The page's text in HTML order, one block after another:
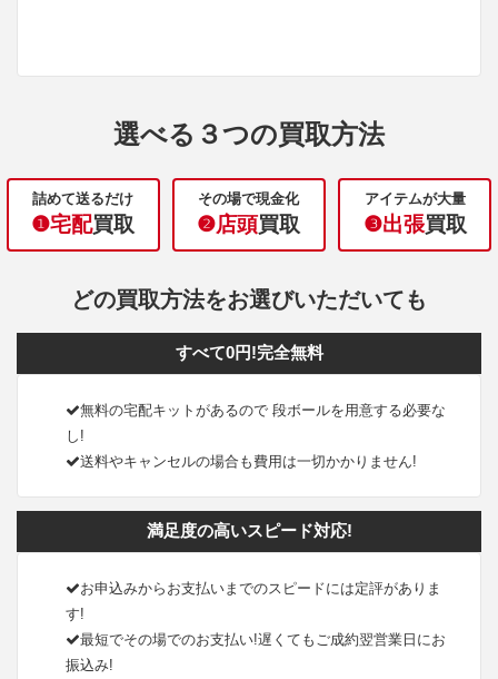
選べる３つの買取方法
詰めて送るだけ
❶宅配買取
その場で現金化
❷店頭買取
アイテムが大量
❸出張買取
どの買取方法をお選びいただいても
すべて0円!完全無料
無料の宅配キットがあるので 段ボールを用意する必要な
し!
送料やキャンセルの場合も費用は一切かかりません!
満足度の高いスピード対応!
お申込みからお支払いまでのスピードには定評がありま
す!
最短でその場でのお支払い!遅くてもご成約翌営業日にお
振込み!